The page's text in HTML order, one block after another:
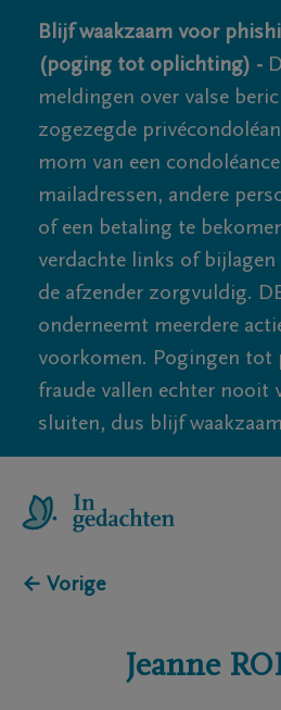
Blijf waakzaam voor
(poging tot oplichting) -
meldingen over valse
zogezegde
mom van een
mailadressen, andere
of een betaling te
verdachte links of
de afzender zorgvuldig.
onderneemt meerdere
voorkomen. Pogingen tot
fraude vallen echter nooit
sluiten, dus blijf
← Vorige
Jeanne